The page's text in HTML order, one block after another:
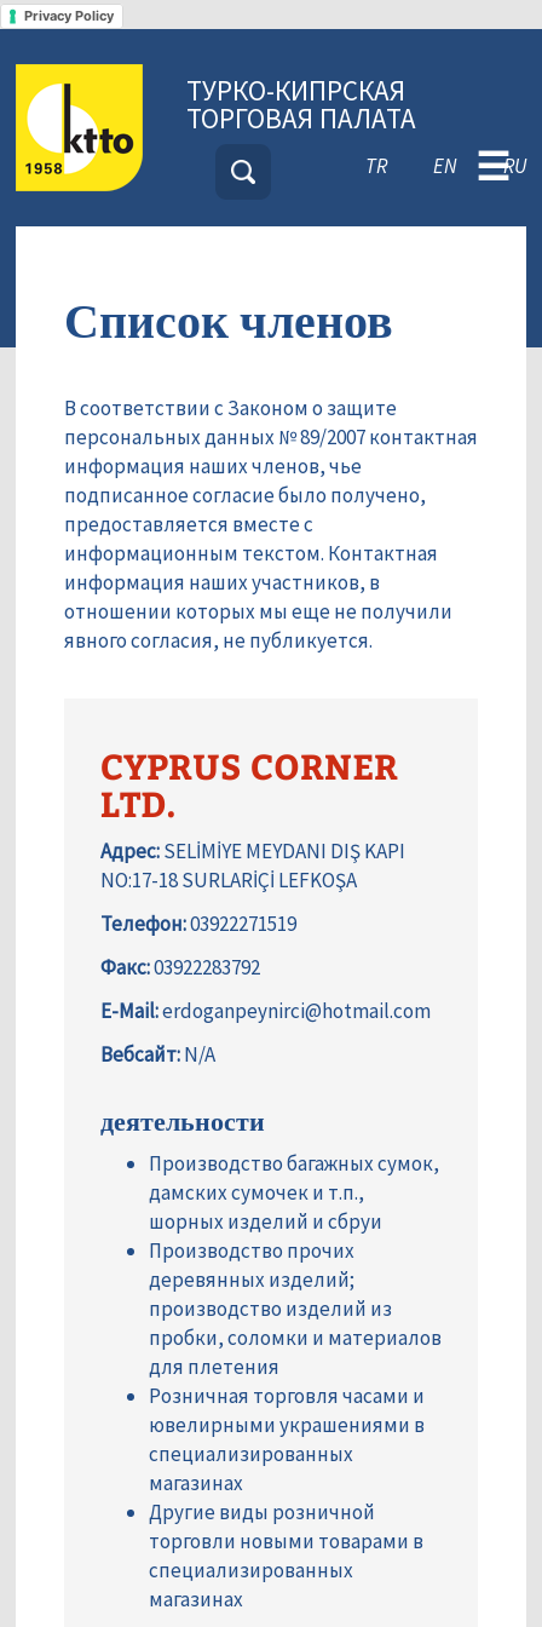
Privacy Policy
ТУРКО-КИПРСКАЯ
ТОРГОВАЯ ПАЛАТА
TR EN RU
☰
Список членов
В соответствии с Законом о защите
персональных данных № 89/2007 контактная
информация наших членов, чье
подписанное согласие было получено,
предоставляется вместе с
информационным текстом. Контактная
информация наших участников, в
отношении которых мы еще не получили
явного согласия, не публикуется.
CYPRUS CORNER
LTD.
Адрес:SELİMİYE MEYDANI DIŞ KAPI
NO:17-18 SURLARİÇİ LEFKOŞA
Телефон:03922271519
Факс:03922283792
E-Mail:erdoganpeynirci@hotmail.com
Вебсайт:N/A
деятельности
Производство багажных сумок,
дамских сумочек и т.п.,
шорных изделий и сбруи
Производство прочих
деревянных изделий;
производство изделий из
пробки, соломки и материалов
для плетения
Розничная торговля часами и
ювелирными украшениями в
специализированных
магазинах
Другие виды розничной
торговли новыми товарами в
специализированных
магазинах